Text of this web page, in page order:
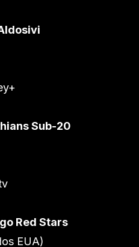
Sub-20
Red Stars
EUA)